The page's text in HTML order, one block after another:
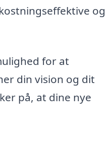
og
for at
din vision og dit
på, at dine nye